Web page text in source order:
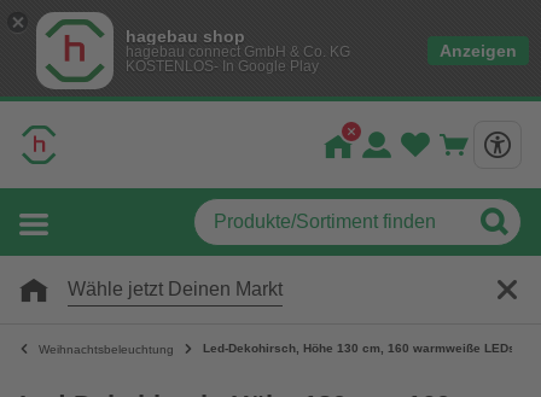
hagebau shop
hagebau connect GmbH & Co. KG
KOSTENLOS- In Google Play
Anzeigen
Wähle jetzt Deinen Markt
Weihnachtsbeleuchtung Led-Dekohirsch, Höhe 130 cm, 160 warmweiße LEDs,